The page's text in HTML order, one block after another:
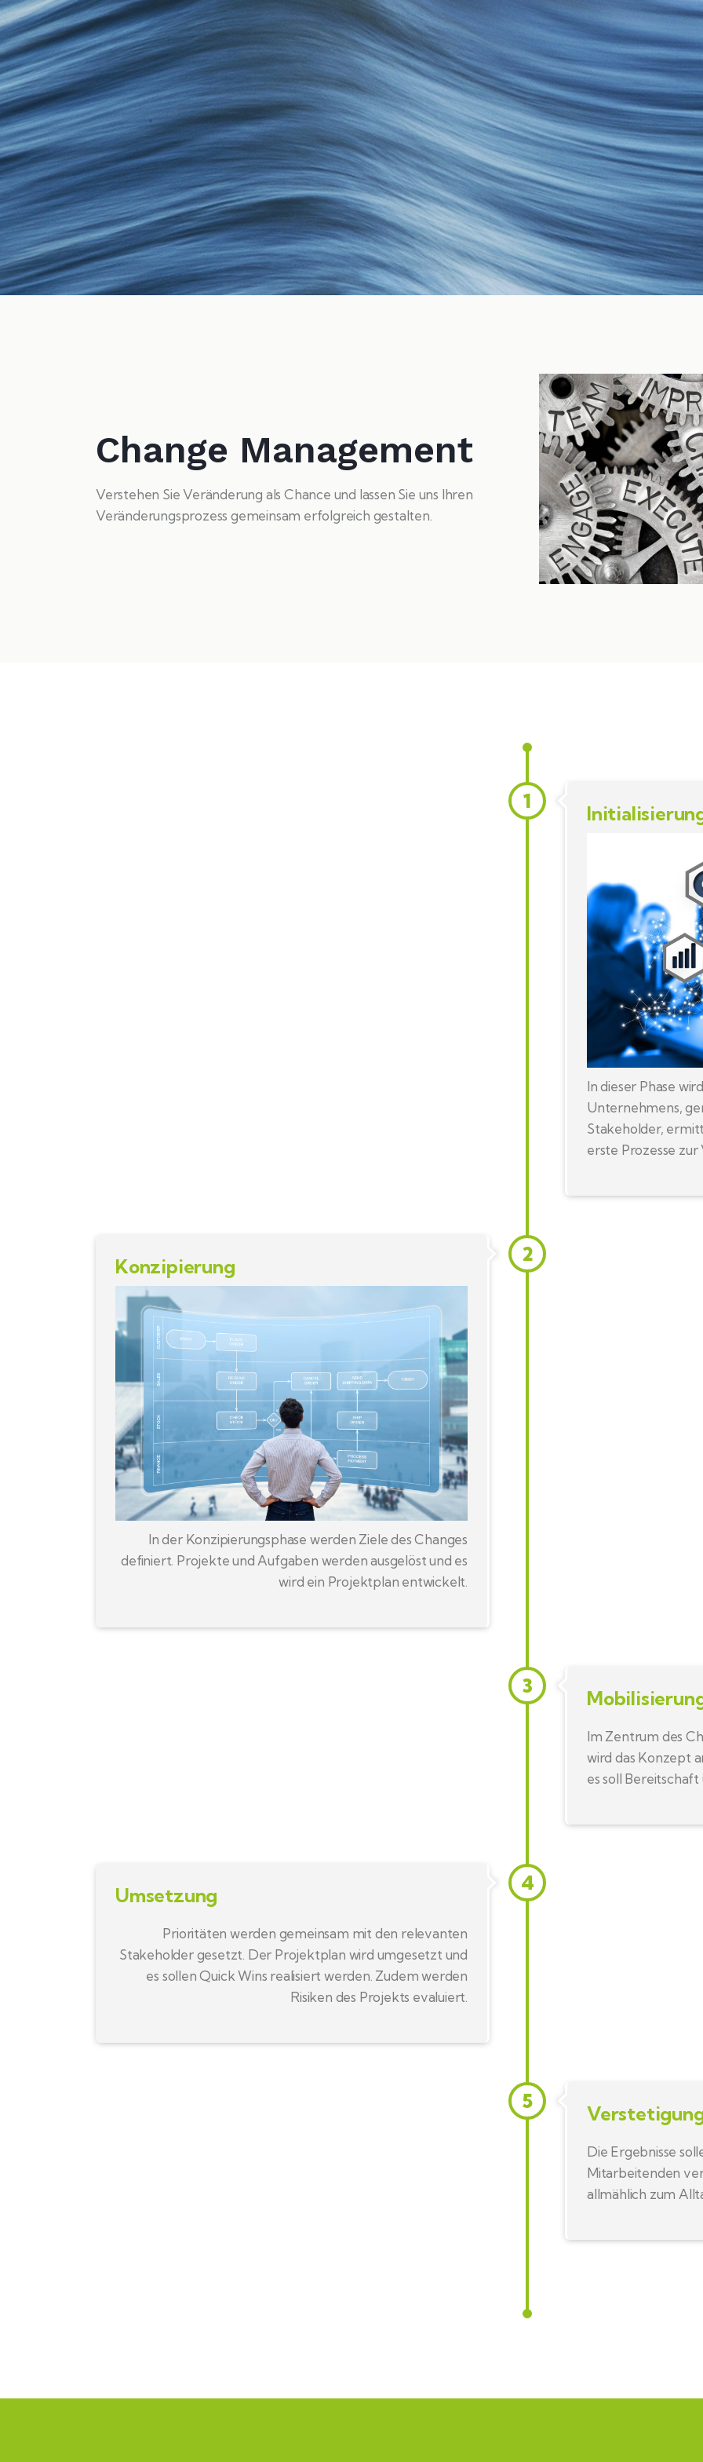
Change Management
Verstehen Sie Veränderung als Chance und lassen Sie uns Ihren
Veränderungsprozess gemeinsam erfolgreich gestalten.
1
In dieser Phase
Unternehmens,
Stakeholder,
erste Prozesse
2
Konzipierung
In der Konzipierungsphase werden Ziele des Changes
definiert. Projekte und Aufgaben werden ausgelöst und es
wird ein Projektplan entwickelt.
3
Im Zentrum des
wird das Konzept
es soll
4
Umsetzung
Prioritäten werden gemeinsam mit den relevanten
Stakeholder gesetzt. Der Projektplan wird umgesetzt und
es sollen Quick Wins realisiert werden. Zudem werden
Risiken des Projekts evaluiert.
5
Die Ergebnisse
Mitarbeitenden
allmählich zum